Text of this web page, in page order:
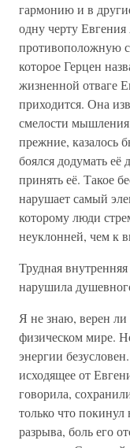
гармонию и в
одну черту
противоположную
которое Герцен
жизненной отваге
приходится. Она
смелости
прежние,
боялся додумать её
принять её. Такое
нарушает самый
которому люди
неуклонней, чем к
Трудная
нарушила
Я не знаю, верен ли
физическом мире.
энергии
исходящее от
говорила,
только что
разрыва, боль его